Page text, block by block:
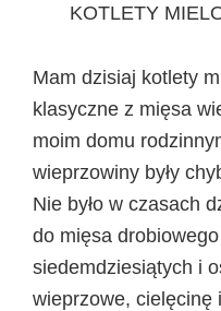
KOTLETY
Mam dzisiaj kotlety
klasyczne z mięsa
moim domu
wieprzowiny były
Nie było w czasach
do mięsa
siedemdziesiątych i
wieprzowe, cielęcinę